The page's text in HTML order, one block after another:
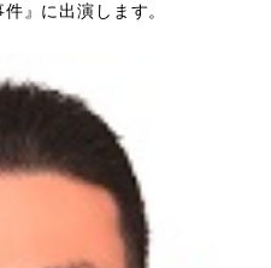
』に出演します。